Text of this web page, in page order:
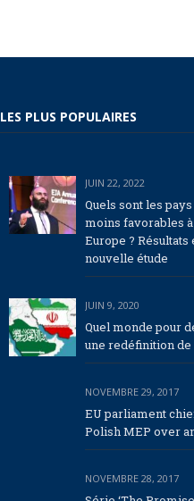
LES PLUS POPULAIRES
JUIN 22, 2022
Quels sont les
moins favorables
Europe ? Résultats
nouvelle étude
JUIN 9, 2020
Quel monde pour
une redéfinition
NOVEMBRE 29, 2017
EU parliament
Polish MEP over
NOVEMBRE 28, 2017